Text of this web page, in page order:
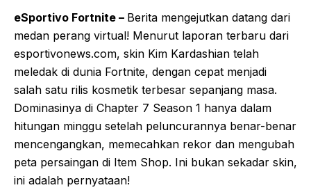
eSportivo Fortnite – Berita mengejutkan datang dari
medan perang virtual! Menurut laporan terbaru dari
esportivonews.com, skin Kim Kardashian telah
meledak di dunia Fortnite, dengan cepat menjadi
salah satu rilis kosmetik terbesar sepanjang masa.
Dominasinya di Chapter 7 Season 1 hanya dalam
hitungan minggu setelah peluncurannya benar-benar
mencengangkan, memecahkan rekor dan mengubah
peta persaingan di Item Shop. Ini bukan sekadar skin,
ini adalah pernyataan!